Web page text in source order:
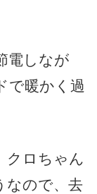
電しなが
で暖かく過
クロちゃん
なので、去